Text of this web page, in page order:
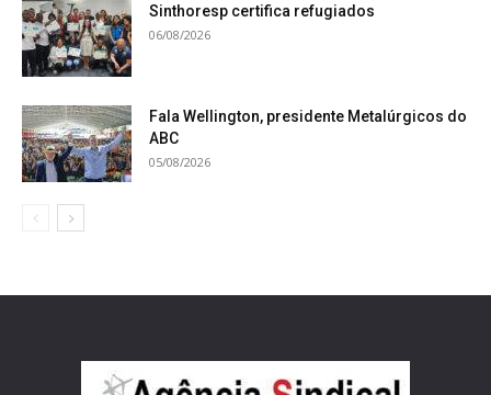
Sinthoresp certifica refugiados
06/08/2026
Fala Wellington, presidente Metalúrgicos do
ABC
05/08/2026